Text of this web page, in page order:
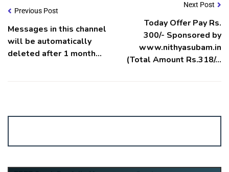
Previous Post
Messages in this channel
will be automatically
deleted after 1 month…
Next Post
Today Offer Pay Rs.
300/- Sponsored by
www.nithyasubam.in
(Total Amount Rs.318/…